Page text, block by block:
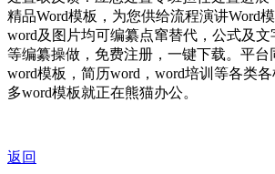
精品Word模板，为您供给流程演讲Word
word及图片均可编纂点窜替代，公式及
等编纂操做，免费注册，一键下载。平台
word模板，简历word，word培训等各类
多word模板就正在熊猫办公。
返回